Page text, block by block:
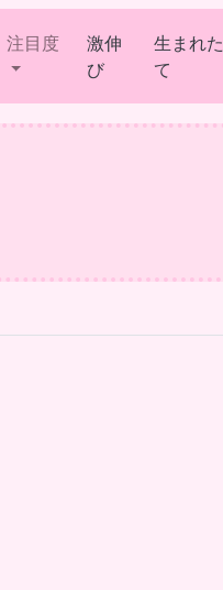
注目度
激伸
び
生まれた
て